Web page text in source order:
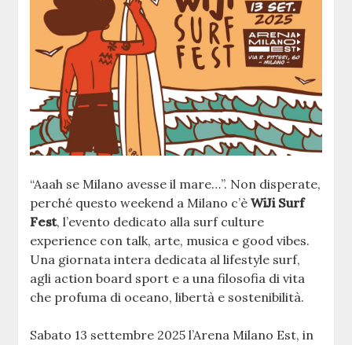
“Aaah se Milano avesse il mare…”. Non disperate,
perché questo weekend a Milano c’èWiJi Surf
Fest, l’evento dedicato alla surf culture
experience con talk, arte, musica e good vibes.
Una giornata intera dedicata al lifestyle surf,
agli action board sport e a una filosofia di vita
che profuma di oceano, libertà e sostenibilità.
Sabato 13 settembre 2025 l’Arena Milano Est, in